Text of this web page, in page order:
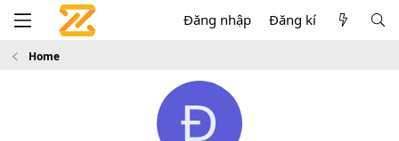
Đăng nhập Đăng kí
Home
Đ